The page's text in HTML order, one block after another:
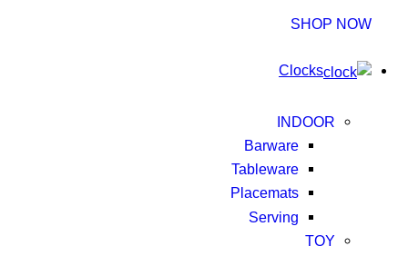
SHOP NOW
Clocks
INDOOR
Barware
Tableware
Placemats
Serving
TOY